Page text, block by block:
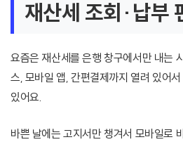
재산세 조회·납부
요즘은 재산세를 은행 창구에서만 내는
스, 모바일 앱, 간편결제까지 열려 있어
있어요.
바쁜 날에는 고지서만 챙겨서 모바일로